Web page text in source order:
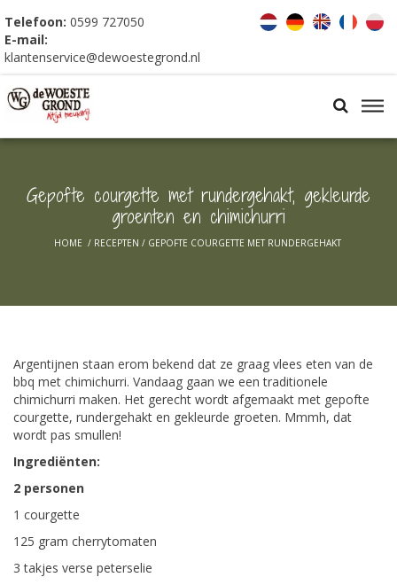
Telefoon: 0599 727050
E-mail:
klantenservice@dewoestegrond.nl
Gepofte courgette met rundergehakt, gekleurde
groenten en chimichurri
HOME / RECEPTEN / GEPOFTE COURGETTE MET RUNDERGEHAKT
Argentijnen staan erom bekend dat ze graag vlees eten van de
bbq met chimichurri. Vandaag gaan we een traditionele
chimichurri maken. Het gerecht wordt afgemaakt met gepofte
courgette, rundergehakt en gekleurde groeten. Mmmh, dat
wordt pas smullen!
Ingrediënten:
2 personen
1 courgette
125 gram cherrytomaten
3 takjes verse peterselie